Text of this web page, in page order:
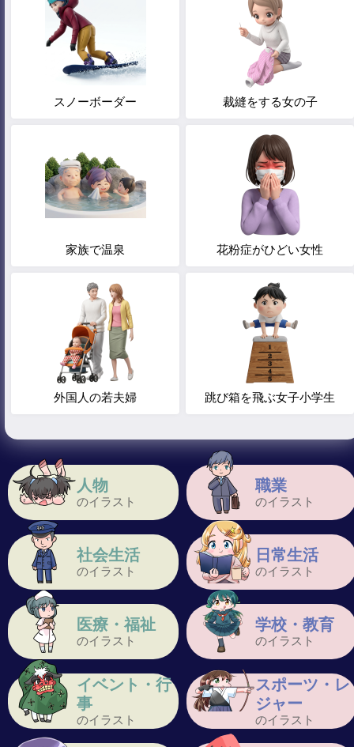
人物
のイラスト
職業
のイラスト
社会生活
のイラスト
日常生活
のイラスト
医療・福祉
のイラスト
学校・教育
のイラスト
イベント・行
事
のイラスト
スポーツ・レ
ジャー
のイラスト
スノーボーダー 裁縫をする女の子
家族で温泉 花粉症がひどい女性
外国人の若夫婦 跳び箱を飛ぶ女子小学生